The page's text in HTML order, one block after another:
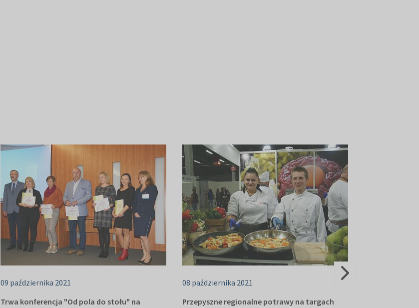
09 października 2021
Trwa konferencja "Od pola do stołu" na
08 października 2021
Przepyszne regionalne potrawy na targach